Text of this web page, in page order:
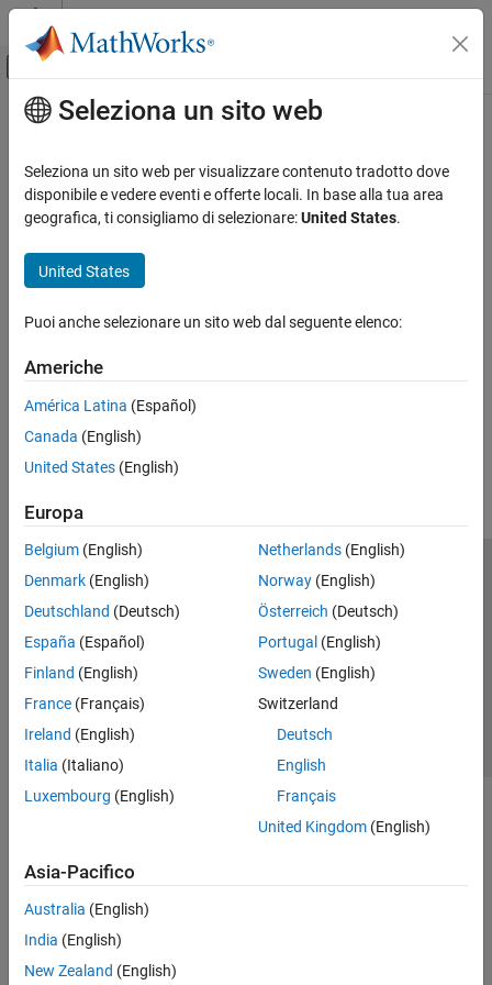
Vai al contenuto
Attiva/disattiva menu di navigazione
Pagina iniziale della documentazione
Categoria
SimEvents
Stateflow
Guida introduttiva a Stateflow
Applicazioni
Simulazione in Simulink
Contenuto principale
Seleziona un sito web
Seleziona un sito web per visualizzare contenuto tradotto dove
disponibile e vedere eventi e offerte locali. In base alla tua area
geografica, ti consigliamo di selezionare:United States.
United States
Puoi anche selezionare un sito web dal seguente elenco:
Americhe
América Latina (Español)
Canada (English)
United States (English)
Europa
Belgium (English)
Denmark (English)
Deutschland (Deutsch)
España (Español)
Finland (English)
France (Français)
Ireland (English)
Italia (Italiano)
Luxembourg (English)
Netherlands(English)
Norway(English)
Österreich (Deutsch)
Portugal (English)
Sweden (English)
Switzerland
Deutsch
English
Français
United Kingdom(English)
Asia-Pacifico
Australia (English)
India (English)
New Zealand (English)
Centro di fiducia
Informativa sulla privacy
Antipirateria
Stato dell'applicazione
Contatti
© 1994-2026 The MathWorks, Inc.